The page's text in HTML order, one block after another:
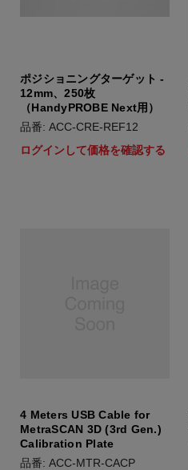
ポジショニングターゲット -
12mm、250枚
（HandyPROBE Next用）
品番: ACC-CRE-REF12
ログインして価格を確認する
4 Meters USB Cable for
MetraSCAN 3D (3rd Gen.)
Calibration Plate
品番: ACC-MTR-CACP